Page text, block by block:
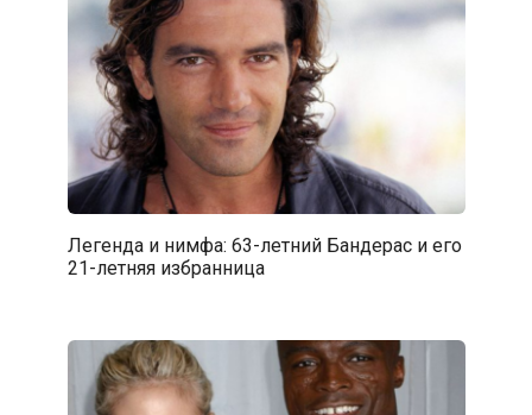
Легенда и нимфа: 63-летний Бандерас и его
21-летняя избранница